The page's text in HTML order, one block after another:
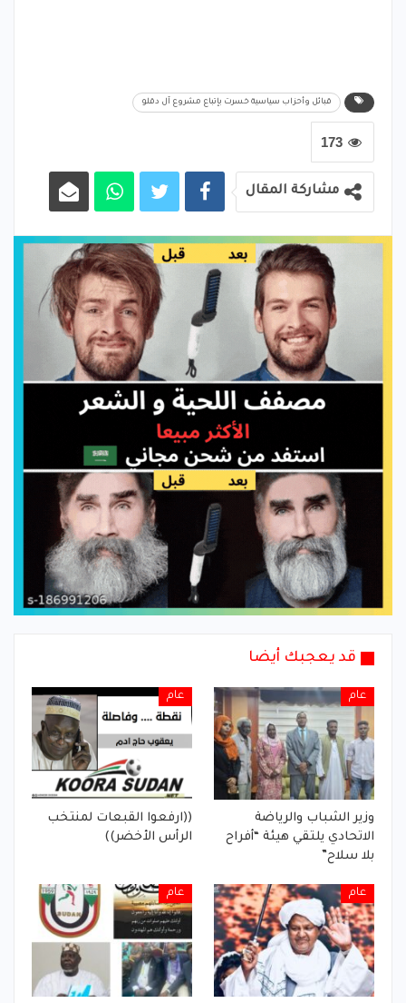
قبائل وأحزاب سياسية خسرت بإتباع مشروع آل دقلو
173
مشاركة المقال
قد يعجبك أيضا
عام
وزير الشباب والرياضة
الاتحادي يلتقي هيئة “أفراح
بلا سلاح”
عام
((ارفعوا القبعات لمنتخب
الرأس الأخضر))
عام عام